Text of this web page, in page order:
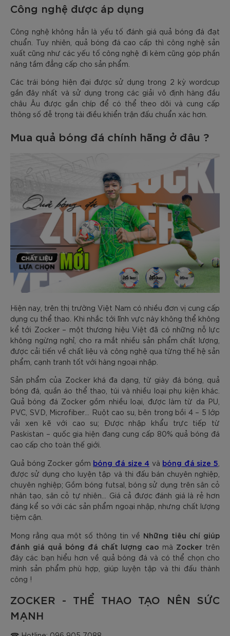
Công nghệ được áp dụng
Công nghệ không hẳn là yếu tố đánh giá quả bóng đá đạt
chuẩn. Tuy nhiên, quả bóng đá cao cấp thì công nghệ sản
xuất cũng như các yếu tố công nghệ đi kèm cũng góp phần
nâng tầm đẳng cấp cho sản phẩm.
Các trái bóng hiện đại được sử dụng trong 2 kỳ wordcup
gần đây nhất và sử dụng trong các giải vô định hàng đầu
châu Âu được gắn chíp để có thể theo dõi và cung cấp
thông số đễ trọng tài điều khiển trận đấu chuẩn xác hơn.
Mua quả bóng đá chính hãng ở đâu ?
Hiện nay, trên thị trường Việt Nam có nhiều đơn vị cung cấp
dụng cụ thể thao. Khi nhắc tới lĩnh vực này không thể không
kể tới Zocker – một thương hiệu Việt đã có những nỗ lực
không ngừng nghỉ, cho ra mắt nhiều sản phẩm chất lượng,
được cải tiến về chất liệu và công nghệ qua từng thế hệ sản
phẩm, cạnh tranh tốt với hàng ngoại nhập.
Sản phẩm của Zocker khá đa dạng, từ giày đá bóng, quả
bóng đá, quần áo thể thao, túi và nhiều loại phụ kiện khác.
Quả bóng đá Zocker gồm nhiều loại, được làm từ da PU,
PVC, SVD, Microfiber… Ruột cao su, bên trong bồi 4 – 5 lớp
vải xen kẽ với cao su; Được nhập khẩu trực tiếp từ
Paskistan – quốc gia hiện đang cung cấp 80% quả bóng đá
cao cấp cho toàn thế giới.
Quả bóng Zocker gồm bóng đá size 4 và bóng đá size 5
được sử dụng cho luyện tập và thi đấu bán chuyên nghiệp,
chuyên nghiệp; Gồm bóng futsal, bóng sử dụng trên sân cỏ
nhân tạo, sân cỏ tự nhiên… Giá cả được đánh giá là rẻ hơn
đáng kể so với các sản phẩm ngoại nhập, nhưng chất lượng
tiệm cận.
Mong rằng qua một số thông tin về Những tiêu chí giúp
đánh giá quả bóng đá chất lượng cao mà Zocker trên
đây các bạn hiểu hơn về quả bóng đá và có thể chọn cho
mình sản phẩm phù hợp, giúp luyện tập và thi đấu thành
công !
ZOCKER - THỂ THAO TẠO NÊN SỨC
MẠNH